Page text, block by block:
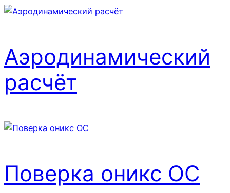
Аэродинамический
расчёт
Поверка оникс ОС